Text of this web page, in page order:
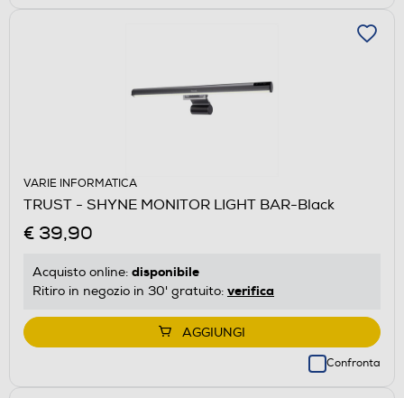
VARIE INFORMATICA
TRUST - SHYNE MONITOR LIGHT BAR-Black
€ 39,90
Acquisto online: disponibile
Ritiro in negozio in 30' gratuito: verifica
AGGIUNGI
Confronta